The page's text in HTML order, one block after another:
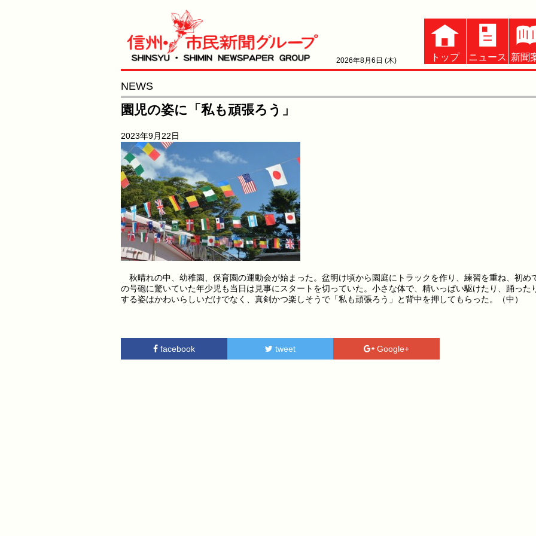
2026年8月6日 (木) トップ ニュース 新聞
NEWS
園児の姿に「私も頑張ろう」
2023年9月22日
秋晴れの中、幼稚園、保育園の運動会が始まった。盆明け頃から園庭にトラックを作り、練習を重ね、初め
の号砲に驚いていた年少児も当日は見事にスタートを切っていた。小さな体で、精いっぱい駆けたり、踊った
する姿はかわいらしいだけでなく、真剣かつ楽しそうで「私も頑張ろう」と背中を押してもらった。（中）
facebook tweet Google+